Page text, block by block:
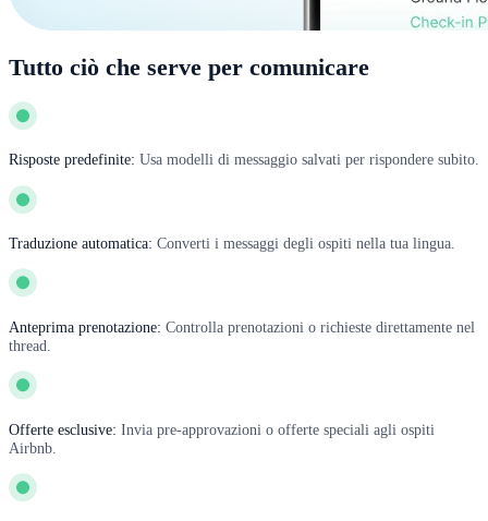
Tutto ciò che serve per comunicare
Risposte predefinite: Usa modelli di messaggio salvati per rispondere subito.
Traduzione automatica: Converti i messaggi degli ospiti nella tua lingua.
Anteprima prenotazione: Controlla prenotazioni o richieste direttamente nel
thread.
Offerte esclusive: Invia pre-approvazioni o offerte speciali agli ospiti
Airbnb.